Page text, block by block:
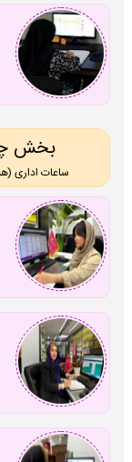
بخش
ساعات اداری (همه روزه 8 صبح تا 6 عصر،